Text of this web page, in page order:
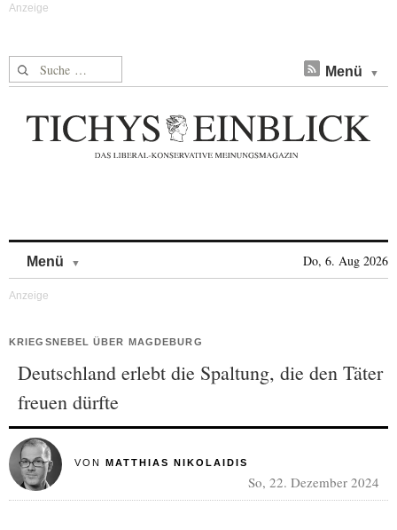
Suche nach: Menü
Menü Do, 6. Aug 2026
KRIEGSNEBEL ÜBER MAGDEBURG
Deutschland erlebt die Spaltung, die den Täter
freuen dürfte
VON MATTHIAS NIKOLAIDIS
So, 22. Dezember 2024